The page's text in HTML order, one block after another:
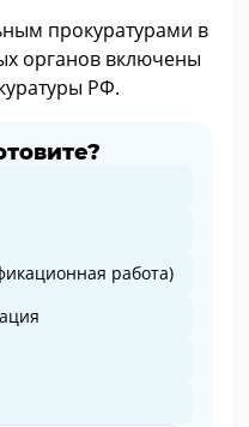
прокуратурами в
органов включены
РФ.
работа)